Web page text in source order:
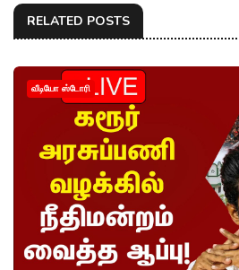
RELATED POSTS
வீடியோ ஸ்டோரி